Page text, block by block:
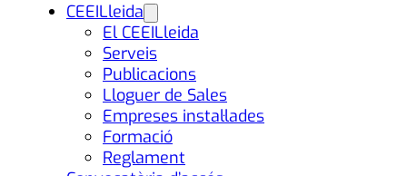
CEEILleida
El CEEILleida
Serveis
Publicacions
Lloguer de Sales
Empreses instal·lades
Formació
Reglament